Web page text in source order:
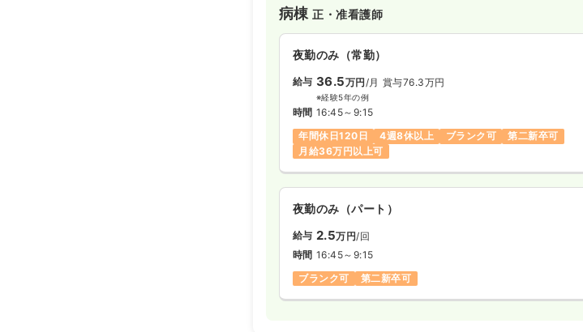
り、患者様の家族からも信頼が得られています。
病棟正・准看護師
夜勤のみ（常勤）
給与 36.5万円/月 賞与76.3万円
※経験5年の例
時間 16:45～9:15
年間休日120日
4週8休以上 ブランク可
第二新卒可
月給36万円以上可
夜勤のみ（パート）
給与 2.5万円/回
時間 16:45～9:15
ブランク可
第二新卒可